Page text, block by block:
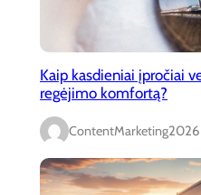
Kaip kasdieniai įpročiai
regėjimo komfortą?
ContentMarketing